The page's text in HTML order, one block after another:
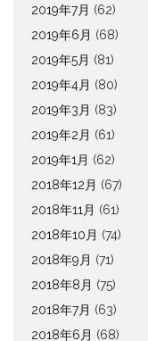
2019年7月 (62)
2019年6月 (68)
2019年5月 (81)
2019年4月 (80)
2019年3月 (83)
2019年2月 (61)
2019年1月 (62)
2018年12月 (67)
2018年11月 (61)
2018年10月 (74)
2018年9月 (71)
2018年8月 (75)
2018年7月 (63)
2018年6月 (68)